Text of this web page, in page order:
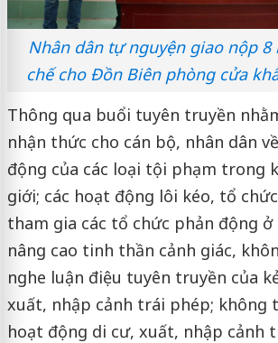
Nhân dân tự nguyện giao nộp
chế cho Đồn Biên phòng cửa
Thông qua buổi tuyên truyền
nhận thức cho cán bộ, nhân dân
động của các loại tội phạm trong
giới; các hoạt động lôi kéo, tổ
tham gia các tổ chức phản động ở
nâng cao tinh thần cảnh giác,
nghe luận điệu tuyên truyền của
xuất, nhập cảnh trái phép; không
hoạt động di cư, xuất, nhập cảnh